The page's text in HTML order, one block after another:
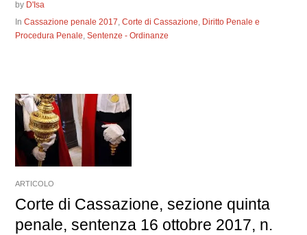
by D'Isa
InCassazione penale 2017,Corte di Cassazione, Diritto Penale e
Procedura Penale,Sentenze - Ordinanze
ARTICOLO
Corte di Cassazione, sezione quinta
penale, sentenza 16 ottobre 2017, n.